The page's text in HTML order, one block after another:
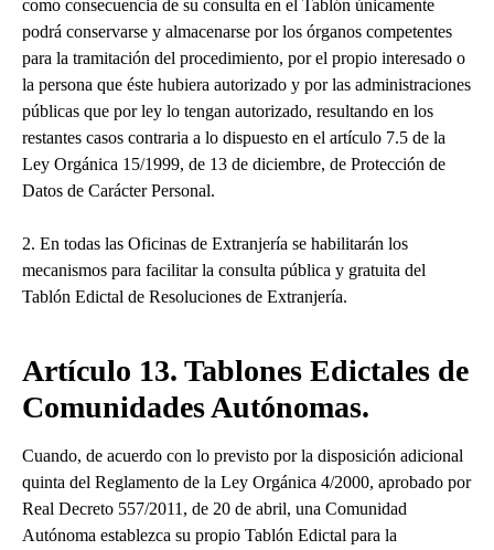
como consecuencia de su consulta en el Tablón únicamente
podrá conservarse y almacenarse por los órganos competentes
para la tramitación del procedimiento, por el propio interesado o
la persona que éste hubiera autorizado y por las administraciones
públicas que por ley lo tengan autorizado, resultando en los
restantes casos contraria a lo dispuesto en el artículo 7.5 de la
Ley Orgánica 15/1999, de 13 de diciembre, de Protección de
Datos de Carácter Personal.
2. En todas las Oficinas de Extranjería se habilitarán los
mecanismos para facilitar la consulta pública y gratuita del
Tablón Edictal de Resoluciones de Extranjería.
Artículo 13. Tablones Edictales de
Comunidades Autónomas.
Cuando, de acuerdo con lo previsto por la disposición adicional
quinta del Reglamento de la Ley Orgánica 4/2000, aprobado por
Real Decreto 557/2011, de 20 de abril, una Comunidad
Autónoma establezca su propio Tablón Edictal para la